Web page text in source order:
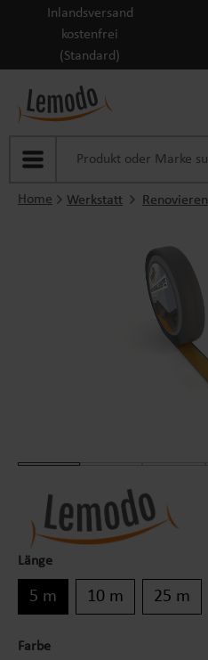
Zum Hauptinhalt springen
Inlandsversand
kostenfrei
(Standard)
Home Werkstatt Renovieren
Länge
5 m 10 m 25 m
Farbe